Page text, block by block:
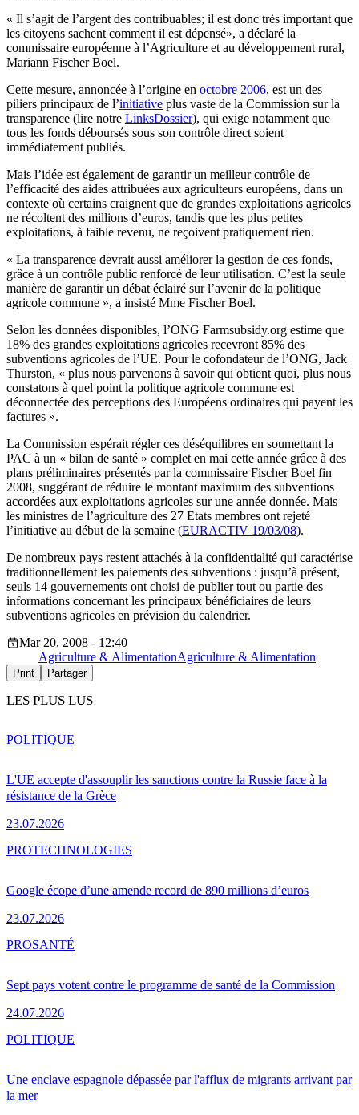
« Il s’agit de l’argent des contribuables; il est donc très important que
les citoyens sachent comment il est dépensé», a déclaré la
commissaire européenne à l’Agriculture et au développement rural,
Mariann Fischer Boel.
Cette mesure, annoncée à l’origine en octobre 2006, est un des
piliers principaux de l’initiative plus vaste de la Commission sur la
transparence (lire notre LinksDossier), qui exige notamment que
tous les fonds déboursés sous son contrôle direct soient
immédiatement publiés.
Mais l’idée est également de garantir un meilleur contrôle de
l’efficacité des aides attribuées aux agriculteurs européens, dans un
contexte où certains craignent que de grandes exploitations agricoles
ne récoltent des millions d’euros, tandis que les plus petites
exploitations, à faible revenu, ne reçoivent pratiquement rien.
« La transparence devrait aussi améliorer la gestion de ces fonds,
grâce à un contrôle public renforcé de leur utilisation. C’est la seule
manière de garantir un débat éclairé sur l’avenir de la politique
agricole commune », a insisté Mme Fischer Boel.
Selon les données disponibles, l’ONG Farmsubsidy.org estime que
18% des grandes exploitations agricoles recevront 85% des
subventions agricoles de l’UE. Pour le cofondateur de l’ONG, Jack
Thurston, « plus nous parvenons à savoir qui obtient quoi, plus nous
constatons à quel point la politique agricole commune est
déconnectée des perceptions des Européens ordinaires qui payent les
factures ».
La Commission espérait régler ces déséquilibres en soumettant la
PAC à un « bilan de santé » complet en mai cette année grâce à des
plans préliminaires présentés par la commissaire Fischer Boel fin
2008, suggérant de réduire le montant maximum des subventions
accordées aux exploitations agricoles sur une année donnée. Mais
les ministres de l’agriculture des 27 Etats membres ont rejeté
l’initiative au début de la semaine (EURACTIV 19/03/08).
De nombreux pays restent attachés à la confidentialité qui caractérise
traditionnellement les paiements des subventions : jusqu’à présent,
seuls 14 gouvernements ont choisi de publier tout ou partie des
informations concernant les principaux bénéficiaires de leurs
subventions agricoles en prévision du calendrier.
Mar 20, 2008 - 12:40
Agriculture & AlimentationAgriculture & Alimentation
Print Partager
LES PLUS LUS
L'UE accepte d'assouplir les sanctions contre la Russie face à la
résistance de la Grèce
23.07.2026
POLITIQUE
Google écope d’une amende record de 890 millions d’euros
23.07.2026
PROTECHNOLOGIES
Sept pays votent contre le programme de santé de la Commission
24.07.2026
PROSANTÉ
Une enclave espagnole dépassée par l'afflux de migrants arrivant par
la mer
POLITIQUE